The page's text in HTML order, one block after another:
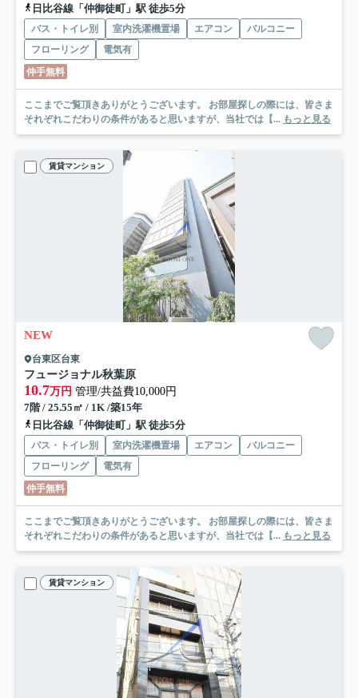
日比谷線「仲御徒町」駅 徒歩5分
バス・トイレ別 室内洗濯機置場 エアコン
バルコニー
フローリング
電気有
仲手無料
ここまでご覧頂きありがとうございます。 お部屋探しの際には、皆さま
それぞれこだわりの条件があると思いますが、当社では【... もっと見る
賃貸マンション
NEW
台東区台東
フュージョナル秋葉原
10.7万円 管理/共益費10,000円
7階 / 25.55㎡ / 1K /築15年
日比谷線「仲御徒町」駅 徒歩5分
バス・トイレ別 室内洗濯機置場 エアコン
バルコニー
フローリング
電気有
仲手無料
ここまでご覧頂きありがとうございます。 お部屋探しの際には、皆さま
それぞれこだわりの条件があると思いますが、当社では【... もっと見る
賃貸マンション